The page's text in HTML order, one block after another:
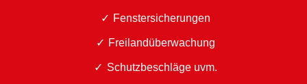
Fenstersicherungen
Freilandüberwachung
Schutzbeschläge uvm.